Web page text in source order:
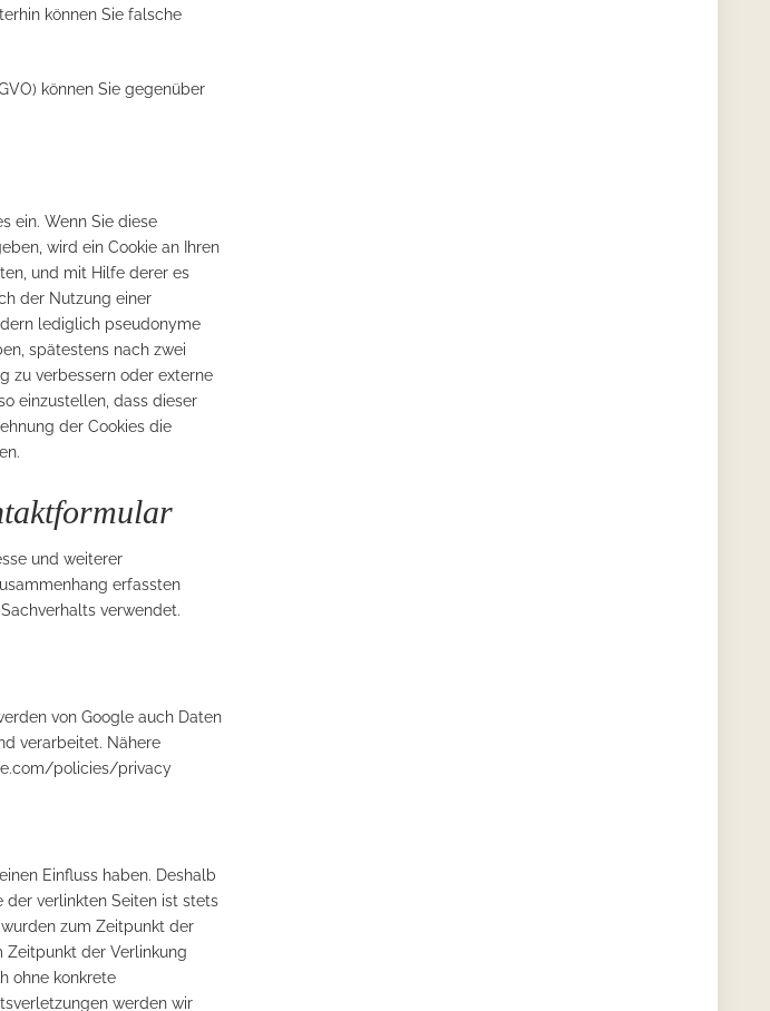
können Sie falsche
können Sie gegenüber
ein. Wenn Sie diese
wird ein Cookie an Ihren
und mit Hilfe derer es
der Nutzung einer
lediglich pseudonyme
spätestens nach zwei
zu verbessern oder externe
einzustellen, dass dieser
der Cookies die
und weiterer
erfassten
verwendet.
von Google auch Daten
verarbeitet. Nähere
policies/privacy
Einfluss haben. Deshalb
der verlinkten Seiten ist stets
zum Zeitpunkt der
Zeitpunkt der Verlinkung
ohne konkrete
werden wir